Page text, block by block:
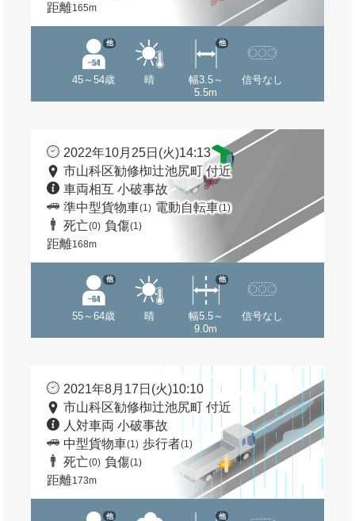
距離165m
45～54歳
他
晴
幅3.5～
5.5m
他
信号なし
2022年10月25日(火)14:13
市山科区勧修椥辻池尻町 付近
車両相互 小破事故
準中型貨物車(1) 電動自転車(1)
死亡(0) 負傷(1)
距離168m
55～64歳
他
晴
幅5.5～
9.0m
他
信号なし
2021年8月17日(火)10:10
市山科区勧修椥辻池尻町 付近
人対車両 小破事故
中型貨物車(1) 歩行者(1)
死亡(0) 負傷(1)
距離173m
他 他